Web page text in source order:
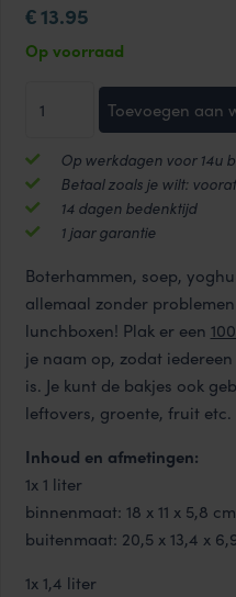
€13.95
Op voorraad
vershouddozen
set
2-
delig
mix
Toevoegen aan
Op werkdagen voor 14u
Betaal zoals je wilt:
14 dagen bedenktijd
1 jaar garantie
Boterhammen, soep,
allemaal zonder
lunchboxen! Plak er een
je naam op, zodat
is. Je kunt de bakjes ook
leftovers, groente, fruit
Inhoud en afmetingen:
1x 1 liter
binnenmaat: 18 x 11 x 5,8 cm
buitenmaat: 20,5 x 13,4 x
1x 1,4 liter